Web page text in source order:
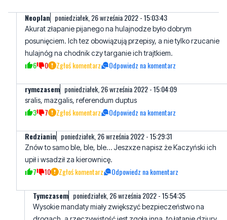
Neoplan poniedziałek, 26 września 2022 - 15:03:43
Akurat złapanie pijanego na hulajnodze było dobrym
posunięciem. Ich tez obowiązują przepisy, a nie tylko rzucanie
hulajnóg na chodnik czy targanie ich trajtkiem.
6 0 Zgłoś komentarz Odpowiedz na komentarz
rymczasem poniedziałek, 26 września 2022 - 15:04:09
sralis, mazgalis, referendum duptus
3 7 Zgłoś komentarz Odpowiedz na komentarz
Redzianin poniedziałek, 26 września 2022 - 15:29:31
Znów to samo ble, ble, ble… Jeszxze napisz że Kaczyński ich
upił i wsadził za kierownicę.
7 10 Zgłoś komentarz Odpowiedz na komentarz
Tymczasem poniedziałek, 26 września 2022 - 15:54:35
Wysokie mandaty miały zwiększyć bezpieczeństwo na